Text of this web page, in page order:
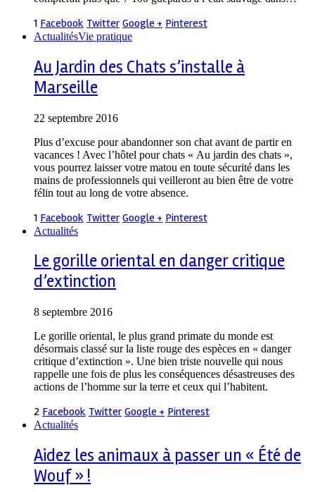
1 Facebook Twitter Google + Pinterest
ActualitésVie pratique
Au Jardin des Chats s’installe à
Marseille
22 septembre 2016
Plus d’excuse pour abandonner son chat avant de partir en
vacances ! Avec l’hôtel pour chats « Au jardin des chats »,
vous pourrez laisser votre matou en toute sécurité dans les
mains de professionnels qui veilleront au bien être de votre
félin tout au long de votre absence.
1 Facebook Twitter Google + Pinterest
Actualités
Le gorille oriental en danger critique
d’extinction
8 septembre 2016
Le gorille oriental, le plus grand primate du monde est
désormais classé sur la liste rouge des espèces en « danger
critique d’extinction ». Une bien triste nouvelle qui nous
rappelle une fois de plus les conséquences désastreuses des
actions de l’homme sur la terre et ceux qui l’habitent.
2 Facebook Twitter Google + Pinterest
Actualités
Aidez les animaux à passer un « Été de
Wouf » !